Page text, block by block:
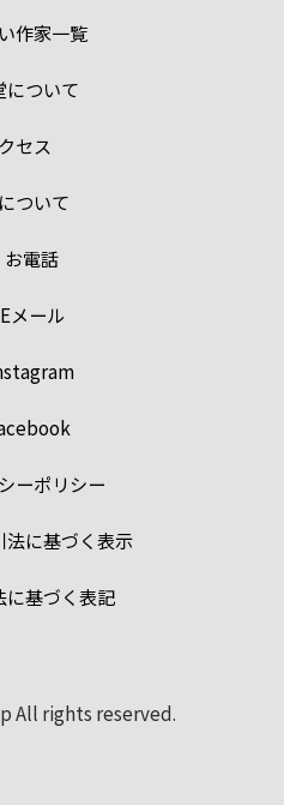
作家一覧
について
セス
ついて
お電話
Eメール
ーポリシー
法に基づく表示
に基づく表記
All rights reserved.